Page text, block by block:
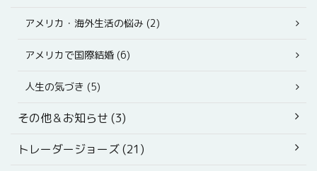
アメリカ・海外生活の悩み (2)
アメリカで国際結婚 (6)
人生の気づき (5)
その他＆お知らせ (3)
トレーダージョーズ (21)